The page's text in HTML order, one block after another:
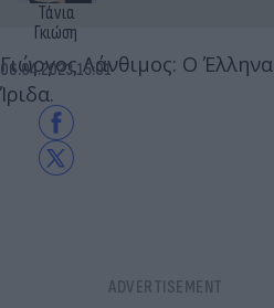
Τάνια
Γκιώση
06.04.2023 15:01
Γιώργος Λάνθιμος: Ο
Ίριδα.